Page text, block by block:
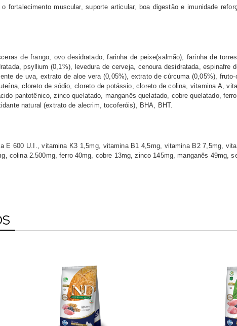
fortalecimento muscular, suporte articular, boa digestão e imunidade
de frango, ovo desidratado, farinha de peixe(salmão), farinha de
psyllium (0,1%), levedura de cerveja, cenoura desidratada,
de uva, extrato de aloe vera (0,05%), extrato de cúrcuma (0,05%),
cloreto de sódio, cloreto de potássio, cloreto de colina, vitamina A,
pantotênico, zinco quelatado, manganês quelatado, cobre quelatado,
natural (extrato de alecrim, tocoferóis), BHA, BHT.
E 600 U.I., vitamina K3 1,5mg, vitamina B1 4,5mg, vitamina B2 7,5mg,
colina 2.500mg, ferro 40mg, cobre 13mg, zinco 145mg, manganês 49mg,